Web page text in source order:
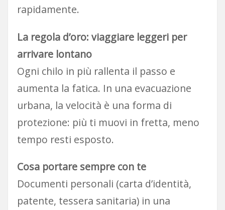
rapidamente.
La regola d’oro: viaggiare leggeri per
arrivare lontano
Ogni chilo in più rallenta il passo e
aumenta la fatica. In una evacuazione
urbana, la velocità è una forma di
protezione: più ti muovi in fretta, meno
tempo resti esposto.
Cosa portare sempre con te
Documenti personali (carta d’identità,
patente, tessera sanitaria) in una